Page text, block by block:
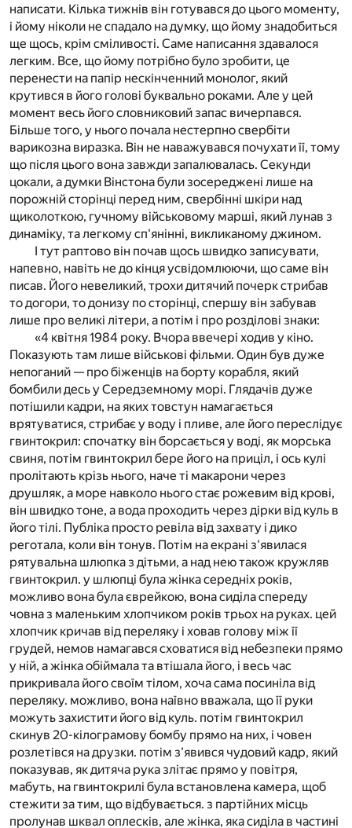
написати. Кілька тижнів він готувався до цього моменту,
і йому ніколи не спадало на думку, що йому знадобиться
ще щось, крім сміливості. Саме написання здавалося
легким. Все, що йому потрібно було зробити, це
перенести на папір нескінченний монолог, який
крутився в його голові буквально роками. Але у цей
момент весь його словниковий запас вичерпався.
Більше того, у нього почала нестерпно свербіти
варикозна виразка. Він не наважувався почухати її, тому
що після цього вона завжди запалювалась. Секунди
цокали, а думки Вінстона були зосереджені лише на
порожній сторінці перед ним, свербінні шкіри над
щиколоткою, гучному військовому марші, який лунав з
динаміку, та легкому сп'янінні, викликаному джином.
І тут раптово він почав щось швидко записувати,
напевно, навіть не до кінця усвідомлюючи, що саме він
писав. Його невеликий, трохи дитячий почерк стрибав
то догори, то донизу по сторінці, спершу він забував
лише про великі літери, а потім і про розділові знаки:
«4 квітня 1984 року. Вчора ввечері ходив у кіно.
Показують там лише військові фільми. Один був дуже
непоганий — про біженців на борту корабля, який
бомбили десь у Середземному морі. Глядачів дуже
потішили кадри, на яких товстун намагається
врятуватися, стрибає у воду і пливе, але його переслідує
гвинтокрил: спочатку він борсається у воді, як морська
свиня, потім гвинтокрил бере його на приціл, і ось кулі
пролітають крізь нього, наче ті макарони через
друшляк, а море навколо нього стає рожевим від крові,
він швидко тоне, а вода проходить через дірки від куль в
його тілі. Публіка просто ревіла від захвату і дико
реготала, коли він тонув. Потім на екрані з'явилася
рятувальна шлюпка з дітьми, а над нею також кружляв
гвинтокрил. у шлюпці була жінка середніх років,
можливо вона була єврейкою, вона сиділа спереду
човна з маленьким хлопчиком років трьох на руках. цей
хлопчик кричав від переляку і ховав голову між її
грудей, немов намагався сховатися від небезпеки прямо
у ній, а жінка обіймала та втішала його, і весь час
прикривала його своїм тілом, хоча сама посиніла від
переляку. можливо, вона наївно вважала, що її руки
можуть захистити його від куль. потім гвинтокрил
скинув 20-кілограмову бомбу прямо на них, і човен
розлетівся на друзки. потім з'явився чудовий кадр, який
показував, як дитяча рука злітає прямо у повітря,
мабуть, на гвинтокрилі була встановлена камера, щоб
стежити за тим, що відбувається. з партійних місць
пролунав шквал оплесків, але жінка, яка сиділа в частині